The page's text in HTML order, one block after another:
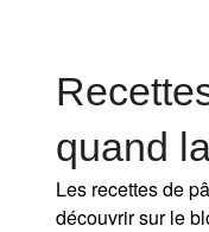
quand
Les recettes de
découvrir sur le